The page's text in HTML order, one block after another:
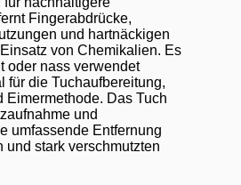
Fingerabdrücke,
und hartnäckigen
von Chemikalien. Es
oder nass verwendet
für die Tuchaufbereitung,
Eimermethode. Das Tuch
und
umfassende Entfernung
und stark verschmutzten